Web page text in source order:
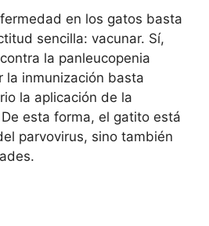
en los gatos basta
sencilla: vacunar. Sí,
la panleucopenia
la inmunización basta
la aplicación de la
esta forma, el gatito está
parvovirus, sino también